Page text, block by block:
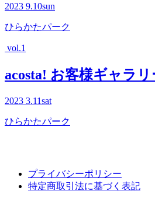
2023 9.10sun
ひらかたパーク
vol.1
acosta! お客様ギャラリ
2023 3.11sat
ひらかたパーク
プライバシーポリシー
特定商取引法に基づく表記